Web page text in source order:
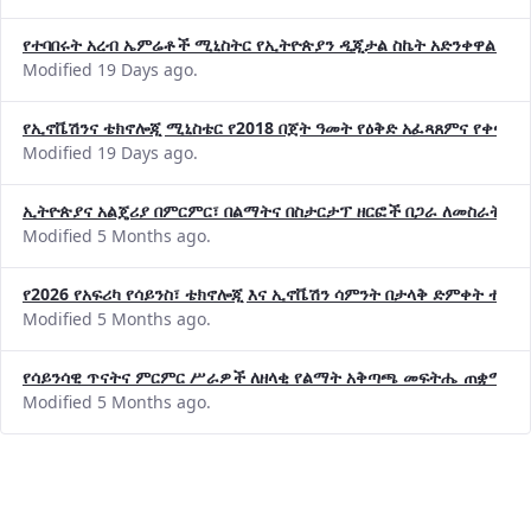
የተባበሩት አረብ ኤምሬቶች ሚኒስትር የኢትዮጵያን ዲጂታል ስኬት አድንቀዋል
Modified 19 Days ago.
የኢኖቬሽንና ቴክኖሎጂ ሚኒስቴር የ2018 በጀት ዓመት የዕቅድ አፈጻጸምና
Modified 19 Days ago.
ኢትዮጵያና አልጄሪያ በምርምር፣ በልማትና በስታርታፕ ዘርፎች በጋራ ለመስራት
Modified 5 Months ago.
የ2026 የአፍሪካ የሳይንስ፣ ቴክኖሎጂ እና ኢኖቬሽን ሳምንት በታላቅ ድምቀት
Modified 5 Months ago.
የሳይንሳዊ ጥናትና ምርምር ሥራዎች ለዘላቂ የልማት አቅጣጫ መፍትሔ ጠቋሚ
Modified 5 Months ago.